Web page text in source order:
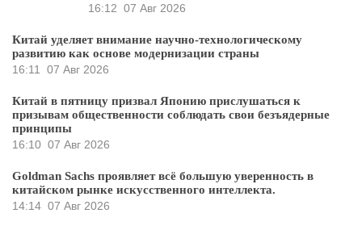
16:12 07 Авг 2026
Китай уделяет внимание научно-технологическому
развитию как основе модернизации страны
16:11
07 Авг 2026
Китай в пятницу призвал Японию прислушаться к
призывам общественности соблюдать свои безъядерные
принципы
16:10 07 Авг 2026
Goldman Sachs проявляет всё большую уверенность в
китайском рынке искусственного интеллекта.
14:14 07 Авг 2026